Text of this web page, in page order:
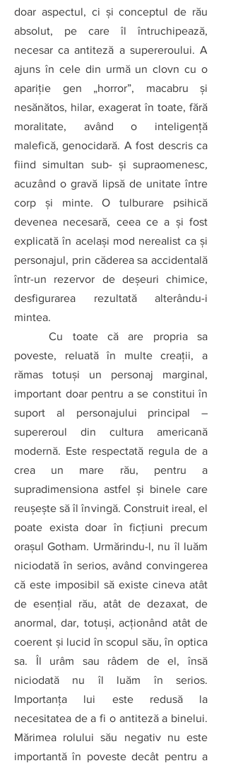
doar aspectul, ci şi conceptul de rău
absolut, pe care îl întruchipează,
necesar ca antiteză a supereroului. A
ajuns în cele din urmă un clovn cu o
apariţie gen „horror”, macabru şi
nesănătos, hilar, exagerat în toate, fără
moralitate, având o inteligenţă
malefică, genocidară. A fost descris ca
fiind simultan sub- şi supraomenesc
acuzând o gravă lipsă de unitate între
corp şi minte. O tulburare psihică
devenea necesară, ceea ce a şi fost
explicată în acelaşi mod nerealist ca şi
personajul, prin căderea sa accidentală
într-un rezervor de deşeuri chimice,
desfigurarea rezultată alterându-i
mintea.
Cu toate că are propria sa
poveste, reluată în multe creaţii, a
rămas totuşi un personaj marginal,
important doar pentru a se constitui în
suport al personajului principal –
supereroul din cultura americană
modernă. Este respectată regula de a
crea un mare rău, pentru a
supradimensiona astfel şi binele care
reuşeşte să îl învingă. Construit ireal, el
poate exista doar în ficţiuni precum
oraşul Gotham. Urmărindu-l, nu îl luăm
niciodată în serios, având convingerea
că este imposibil să existe cineva atât
de esenţial rău, atât de dezaxat, de
anormal, dar, totuşi, acţionând atât de
coerent şi lucid în scopul său, în optica
sa. Îl urâm sau râdem de el, însă
niciodată nu îl luăm în serios.
Importanţa lui este redusă la
necesitatea de a fi o antiteză a binelui.
Mărimea rolului său negativ nu este
importantă în poveste decât pentru a